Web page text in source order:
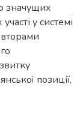
значущих
у системі
позиції,